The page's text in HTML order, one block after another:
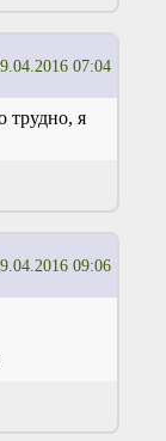
07:04
трудно, я
09:06